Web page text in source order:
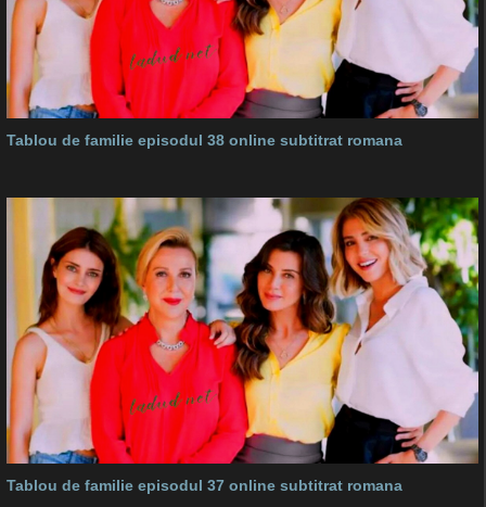
Tablou de familie episodul 38 online subtitrat romana
Tablou de familie episodul 37 online subtitrat romana